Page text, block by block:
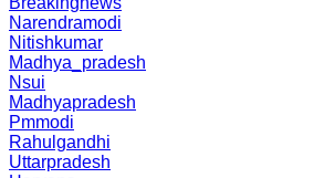
Narendramodi
Nitishkumar
Madhya_pradesh
Nsui
Madhyapradesh
Pmmodi
Rahulgandhi
Uttarpradesh